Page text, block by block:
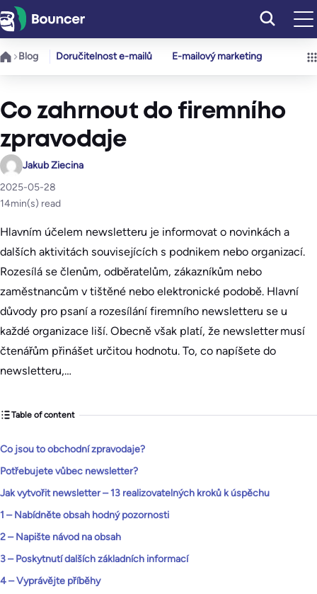
Přeskočit
na
obsah
Blog Doručitelnost e-mailů E-mailový marketing
Co zahrnout do firemního
zpravodaje
Jakub Ziecina
2025-05-28
14min(s) read
Hlavním účelem newsletteru je informovat o novinkách a
dalších aktivitách souvisejících s podnikem nebo organizací.
Rozesílá se členům, odběratelům, zákazníkům nebo
zaměstnancům v tištěné nebo elektronické podobě. Hlavní
důvody pro psaní a rozesílání firemního newsletteru se u
každé organizace liší. Obecně však platí, že newsletter musí
čtenářům přinášet určitou hodnotu. To, co napíšete do
newsletteru,…
Table of content
Co jsou to obchodní zpravodaje?
Potřebujete vůbec newsletter?
Jak vytvořit newsletter – 13 realizovatelných kroků k úspěchu
1 – Nabídněte obsah hodný pozornosti
2 – Napište návod na obsah
3 – Poskytnutí dalších základních informací
4 – Vyprávějte příběhy